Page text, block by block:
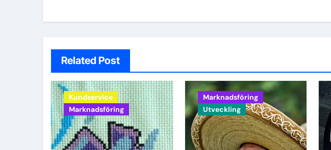
Related Post
Kundservice
Marknadsföring
Marknadsföring
Utveckling